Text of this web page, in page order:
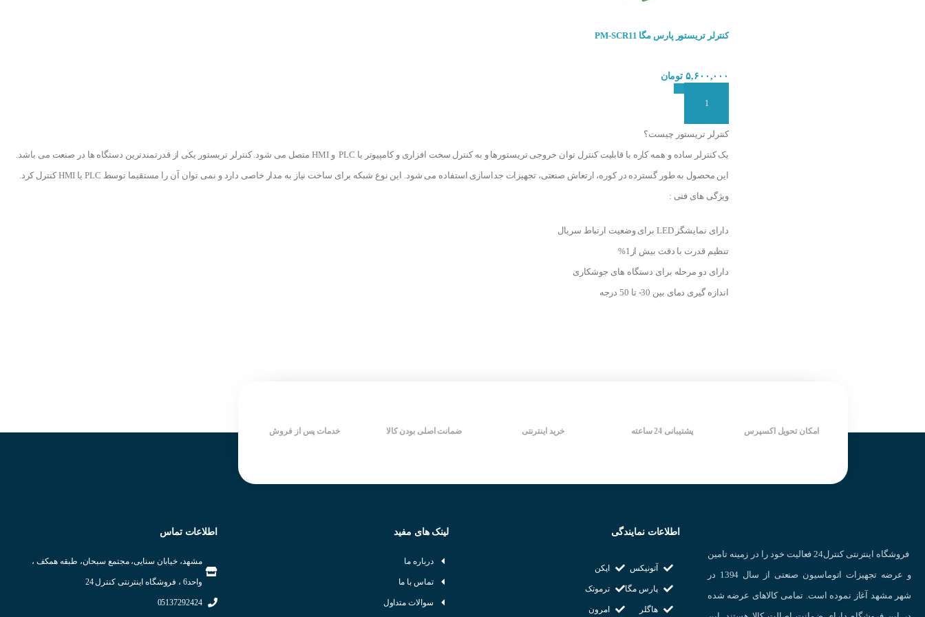
کنترلر تریستور پارس مگا PM-SCR11
۵,۶۰۰,۰۰۰ تومان
کنترلر تریستور چیست؟
یک کنترلر ساده و همه کاره با قابلیت کنترل توان خروجی تریستورها و به کنترل سخت افزاری و کامپیوتر با PLC و HMI متصل می شود. کنترلر تریستور یکی از قدرتمندترین دستگاه ها در صنعت می باشد.
این محصول به طور گسترده در کوره، ارتعاش صنعتی، تجهیزات جداسازی استفاده می شود. این نوع شبکه برای ساخت نیاز به مدار خاصی دارد و نمی توان آن را مستقیما توسط PLC یا HMI کنترل کرد.
ویژگی های فنی :
دارای نمایشگر LED برای وضعیت ارتباط سریال
تنظیم قدرت با دقت بیش از1%
دارای دو مرحله برای دستگاه های جوشکاری
اندازه گیری دمای بین 30- تا 50 درجه
امکان تحویل اکسپرس پشتیبانی 24 ساعته خرید اینترنتی ضمانت اصلی بودن کالا خدمات پس از فروش
فروشگاه اینترنتی کنترل24 فعالیت خود را در زمینه تامین
و عرضه تجهیزات اتوماسیون صنعتی از سال 1394 در
شهر مشهد آغاز نموده است. تمامی کالاهای عرضه شده
اطلاعات نمایندگی
آتونیکس
پارس مگا
هاگلر
اپکن
ترموتک
امرون
لینک های مفید
درباره ما
تماس با ما
سوالات متداول
اطلاعات تماس
مشهد، خیابان سنایی، مجتمع سبحان، طبقه همکف ،
واحد6 ، فروشگاه اینترنتی کنترل 24
05137292424